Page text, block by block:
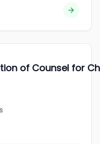
of Counsel for